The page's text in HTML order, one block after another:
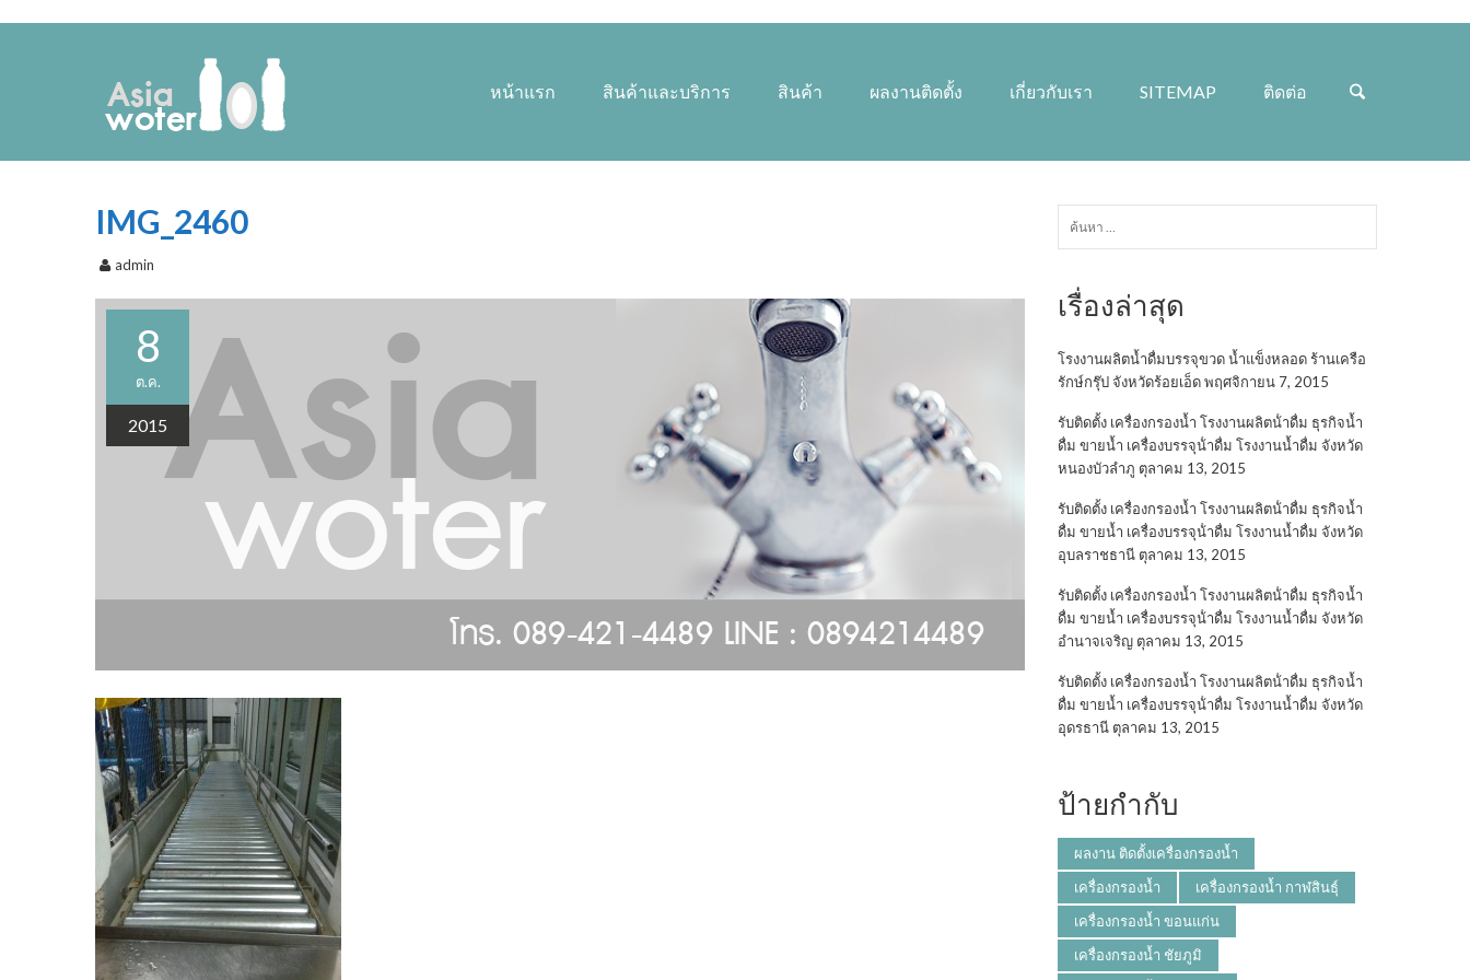
หน้าแรก สินค้าและบริการ สินค้า ผลงานติดตั้ง เกี่ยวกับเรา SITEMAP ติดต่อ
IMG_2460
admin
8
ต.ค.
2015
เรื่องล่าสุด
โรงงานผลิตน้ำดื่มบรรจุขวด น้ำแข็งหลอด ร้านเครือ
รักษ์กรุ๊ป จังหวัดร้อยเอ็ดพฤศจิกายน 7, 2015
รับติดตั้ง เครื่องกรองน้ำ โรงงานผลิตน้ําดื่ม ธุรกิจน้ำ
ดื่ม ขายน้ำ เครื่องบรรจุน้ําดื่ม โรงงานน้ำดื่ม จังหวัด
หนองบัวลำภู ตุลาคม 13, 2015
รับติดตั้ง เครื่องกรองน้ำ โรงงานผลิตน้ําดื่ม ธุรกิจน้ำ
ดื่ม ขายน้ำ เครื่องบรรจุน้ําดื่ม โรงงานน้ำดื่ม จังหวัด
อุบลราชธานี ตุลาคม 13, 2015
รับติดตั้ง เครื่องกรองน้ำ โรงงานผลิตน้ําดื่ม ธุรกิจน้ำ
ดื่ม ขายน้ำ เครื่องบรรจุน้ําดื่ม โรงงานน้ำดื่ม จังหวัด
อำนาจเจริญ ตุลาคม 13, 2015
รับติดตั้ง เครื่องกรองน้ำ โรงงานผลิตน้ําดื่ม ธุรกิจน้ำ
ดื่ม ขายน้ำ เครื่องบรรจุน้ําดื่ม โรงงานน้ำดื่ม จังหวัด
อุดรธานี ตุลาคม 13, 2015
ป้ายกำกับ
ผลงาน ติดตั้งเครื่องกรองน้ำ
เครื่องกรองน้ำ
เครื่องกรองน้ำ กาฬสินธุ์
เครื่องกรองน้ำ ขอนแก่น
เครื่องกรองน้ำ ชัยภูมิ